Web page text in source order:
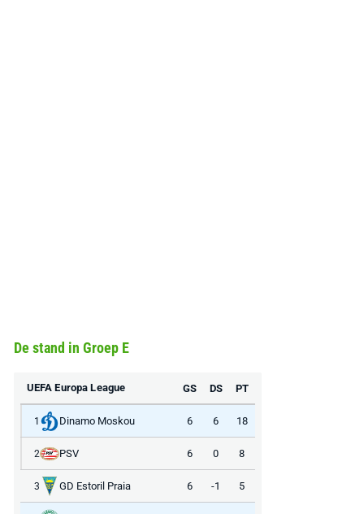
De stand in Groep E
UEFA Europa League GS DS PT
1 Dinamo Moskou 6 6 18
2 PSV 6 0 8
3 GD Estoril Praia 6 -1 5